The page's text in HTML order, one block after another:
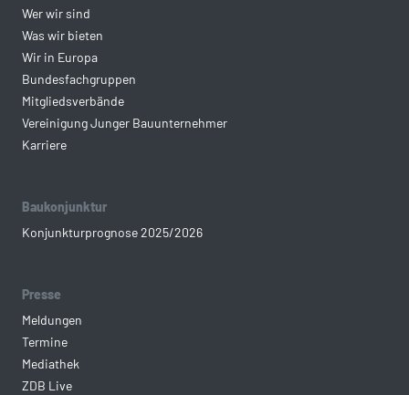
Wer wir sind
Was wir bieten
Wir in Europa
Bundesfachgruppen
Mitgliedsverbände
Vereinigung Junger Bauunternehmer
Karriere
Baukonjunktur
Konjunkturprognose 2025/2026
Presse
Meldungen
Termine
Mediathek
ZDB Live